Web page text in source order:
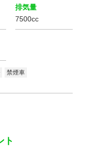
排気量
7500cc
禁煙車
ト